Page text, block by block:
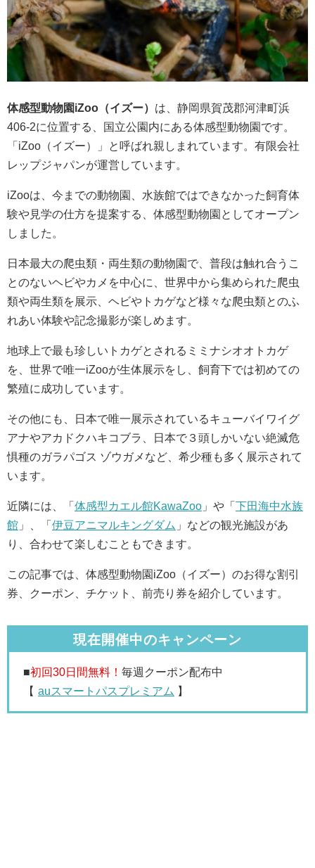
体感型動物園iZoo（イズー） は、静岡県賀茂郡河津町浜
406-2に位置する、国立公園内にある体感型動物園です。
「iZoo（イズー）」と呼ばれ親しまれています。有限会社
レップジャパンが運営しています。
iZooは、今までの動物園、水族館ではできなかった飼育体
験や見学の仕方を提案する、体感型動物園としてオープン
しました。
日本最大の爬虫類・両生類の動物園で、普段は触れ合うこ
とのないヘビやカメを中心に、世界中から集められた爬虫
類や両生類を展示、ヘビやトカゲなど様々な爬虫類とのふ
れあい体験や記念撮影が楽しめます。
地球上で最も珍しいトカゲとされるミミナシオオトカゲ
を、世界で唯一iZooが生体展示をし、飼育下では初めての
繁殖に成功しています。
その他にも、日本で唯一展示されているキューバイワイグ
アナやアカドクハキコブラ、日本で３頭しかいない絶滅危
惧種のガラパゴス ゾウガメなど、希少種も多く展示されて
います。
近隣には、「 体感型カエル館KawaZoo 」や「 下田海中水族
館 」、「 伊豆アニマルキングダム 」などの観光施設があ
り、合わせて楽しむこともできます。
この記事では、体感型動物園iZoo（イズー）のお得な割引
券、クーポン、チケット、前売り券を紹介しています。
現在開催中のキャンペーン
■初回30日間無料！ 毎週クーポン配布中
【 auスマートパスプレミアム 】